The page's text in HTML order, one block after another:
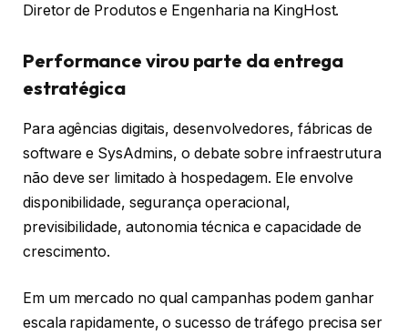
Diretor de Produtos e Engenharia na KingHost.
Performance virou parte da entrega
estratégica
Para agências digitais, desenvolvedores, fábricas de
software e SysAdmins, o debate sobre infraestrutura
não deve ser limitado à hospedagem. Ele envolve
disponibilidade, segurança operacional,
previsibilidade, autonomia técnica e capacidade de
crescimento.
Em um mercado no qual campanhas podem ganhar
escala rapidamente, o sucesso de tráfego precisa ser